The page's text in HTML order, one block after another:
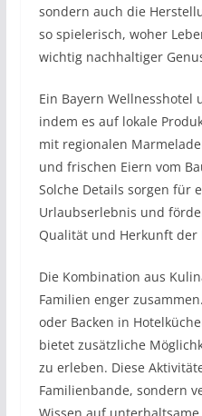
sondern auch die
so spielerisch, woher
wichtig nachhaltiger
Ein Bayern Wellnesshotel
indem es auf lokale
mit regionalen
und frischen Eiern vom
Solche Details sorgen für
Urlaubserlebnis und
Qualität und Herkunft der
Die Kombination aus
Familien enger
oder Backen in
bietet zusätzliche
zu erleben. Diese
Familienbande, sondern